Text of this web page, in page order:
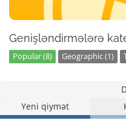
Genişləndirmələrə
Popular (8) Geographic (1)
Yeni qiymət